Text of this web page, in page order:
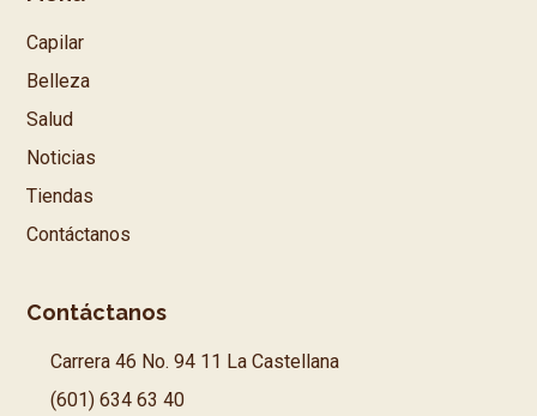
Capilar
Belleza
Salud
Noticias
Tiendas
Contáctanos
Contáctanos
Carrera 46 No. 94 11 La Castellana
(601) 634 63 40